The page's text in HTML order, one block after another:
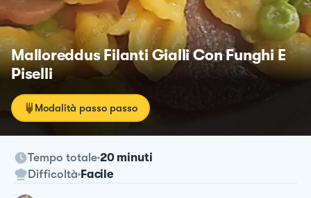
Malloreddus Filanti Gialli Con Funghi E
Piselli
Modalità passo passo
Tempo totale 20 minuti
Difficoltà Facile